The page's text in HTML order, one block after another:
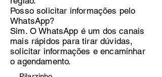
Posso solicitar informações pelo
WhatsApp?
Sim. O WhatsApp é um dos canais
mais rápidos para tirar dúvidas,
solicitar informações e encaminhar
o agendamento.